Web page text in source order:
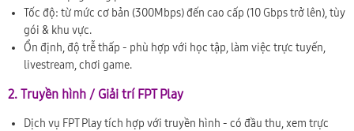
Tốc độ: từ mức cơ bản (300Mbps) đến cao cấp (10 Gbps trở lên), tùy
gói & khu vực.
Ổn định, độ trễ thấp - phù hợp với học tập, làm việc trực tuyến,
livestream, chơi game.
2. Truyền hình / Giải trí FPT Play
Dịch vụ FPT Play tích hợp với truyền hình - có đầu thu, xem trực